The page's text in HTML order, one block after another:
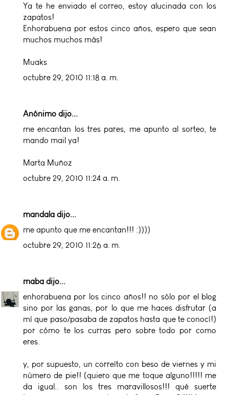
Ya te he enviado el correo, estoy alucinada con los
zapatos!
Enhorabuena por estos cinco años, espero que sean
muchos muchos más!
Muaks
octubre 29, 2010 11:18 a. m.
Anónimo dijo...
me encantan los tres pares, me apunto al sorteo, te
mando mail ya!
Marta Muñoz
octubre 29, 2010 11:24 a. m.
mandala dijo...
me apunto que me encantan!!! :))))
octubre 29, 2010 11:26 a. m.
maba dijo...
enhorabuena por los cinco años!! no sólo por el blog
sino por las ganas, por lo que me haces disfrutar (a
mí que paso/pasaba de zapatos hasta que te conocí!)
por cómo te los curras pero sobre todo por como
eres.
y, por supuesto, un correíto con beso de viernes y mi
número de pie!! (quiero que me toque alguno!!!!! me
da igual.. son los tres maravillosos!!! qué suerte